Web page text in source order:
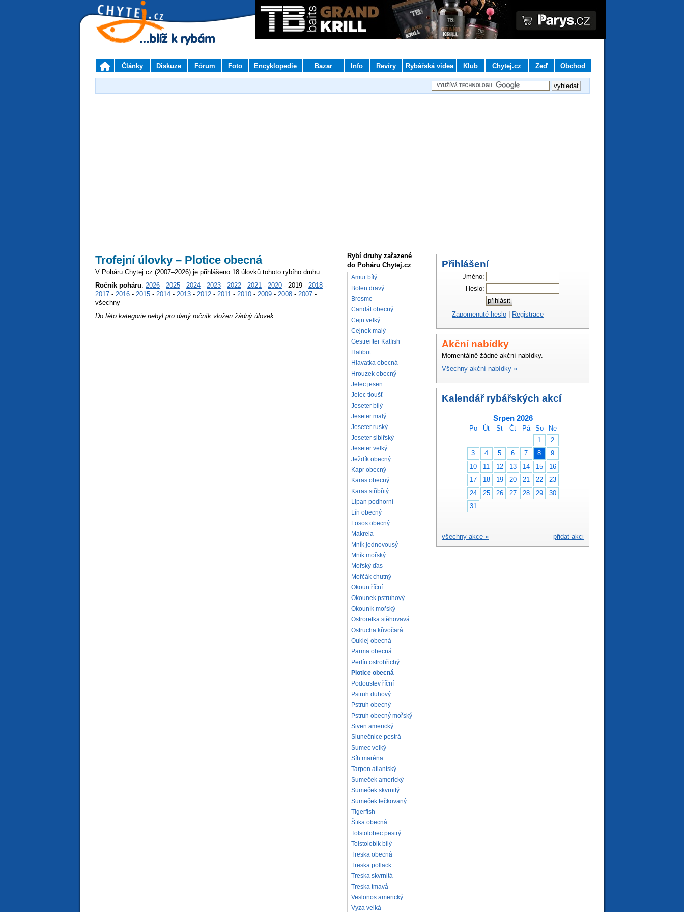
Články Diskuze Fórum Foto Encyklopedie Bazar Info Revíry Rybářská videa Klub Chytej.cz Zeď Obchod
Trofejní úlovky – Plotice obecná
V Poháru Chytej.cz (2007–2026) je přihlášeno 18 úlovků tohoto rybího druhu.
Ročník poháru: 2026 - 2025 - 2024 - 2023 - 2022 - 2021 - 2020 - 2019 - 2018 -
2017 - 2016 - 2015 - 2014 - 2013 - 2012 - 2011 - 2010 - 2009 - 2008 - 2007 -
všechny
Do této kategorie nebyl pro daný ročník vložen žádný úlovek.
Rybí druhy zařazené
do Poháru Chytej.cz
Amur bílý
Bolen dravý
Brosme
Candát obecný
Cejn velký
Cejnek malý
Gestreifter Katfish
Halibut
Hlavatka obecná
Hrouzek obecný
Jelec jesen
Jelec tloušť
Jeseter bílý
Jeseter malý
Jeseter ruský
Jeseter sibiřský
Jeseter velký
Ježdík obecný
Kapr obecný
Karas obecný
Karas stříbřitý
Lipan podhorní
Lín obecný
Losos obecný
Makrela
Mník jednovousý
Mník mořský
Mořský ďas
Mořčák chutný
Okoun říční
Okounek pstruhový
Okouník mořský
Ostroretka stěhovavá
Ostrucha křivočará
Ouklej obecná
Parma obecná
Perlín ostrobřichý
Plotice obecná
Podoustev říční
Pstruh duhový
Pstruh obecný
Pstruh obecný mořský
Siven americký
Slunečnice pestrá
Sumec velký
Síh maréna
Tarpon atlantský
Sumeček americký
Sumeček skvrnitý
Sumeček tečkovaný
Tigerfish
Štika obecná
Tolstolobec pestrý
Tolstolobik bílý
Treska obecná
Treska pollack
Treska skvrnitá
Treska tmavá
Veslonos americký
Vyza velká
Přihlášení
Jméno:
Heslo:
Zapomenuté heslo | Registrace
Akční nabídky
Momentálně žádné akční nabídky.
Všechny akční nabídky »
Kalendář rybářských akcí
Srpen 2026
Po Út St Čt Pá So
Ne
1
2
3
4 5 6 7 8
9
10
11 12 13 14 15
16
17
18 19 20 21 22
23
24
25 26 27 28 29
30
31
přidat akci
všechny akce »